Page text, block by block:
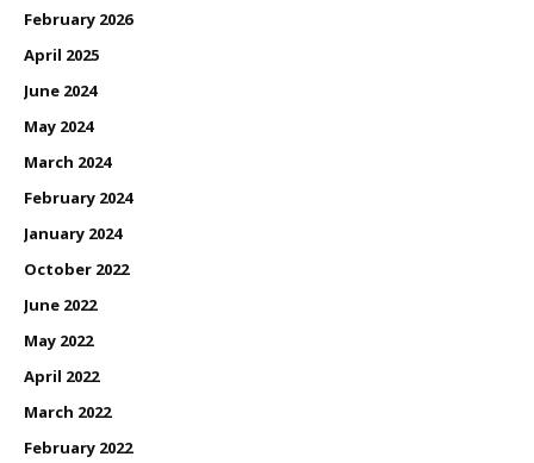
February 2026
April 2025
June 2024
May 2024
March 2024
February 2024
January 2024
October 2022
June 2022
May 2022
April 2022
March 2022
February 2022